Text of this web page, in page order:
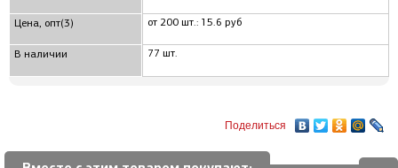
Цена, опт(3)
В наличии
от 200 шт.: 15.6 руб
77 шт.
Поделиться